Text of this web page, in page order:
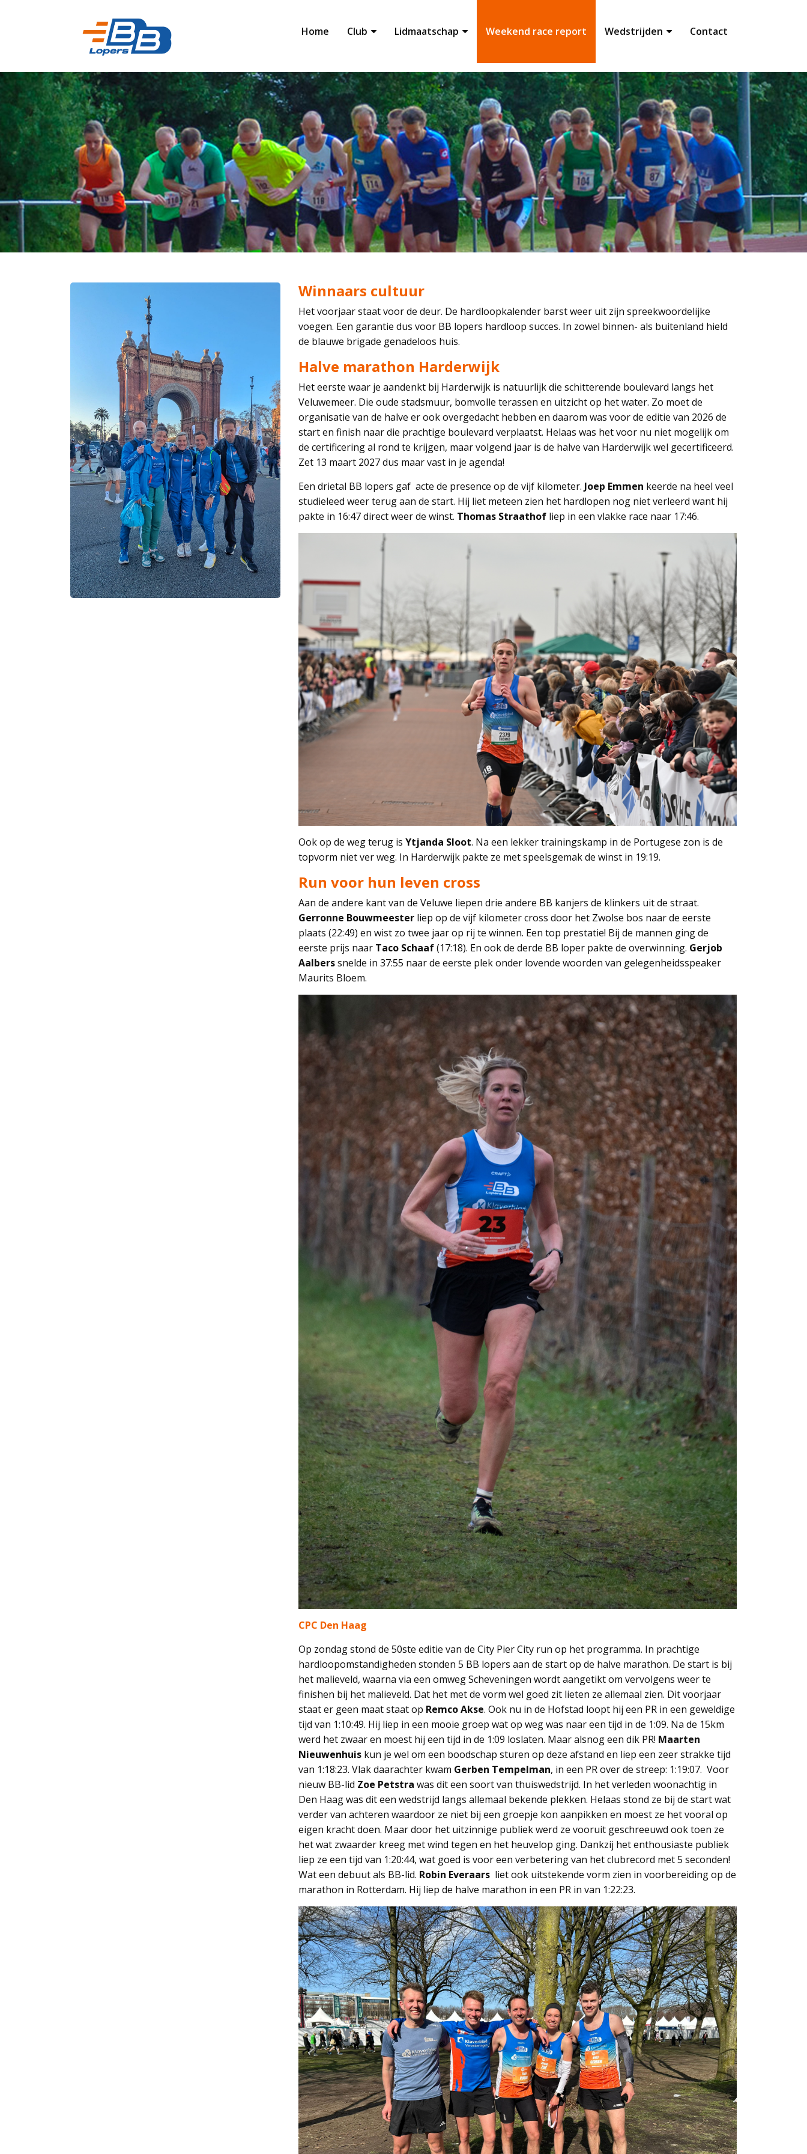
Home Club Lidmaatschap Weekend race report Wedstrijden Contact
Winnaars cultuur
Het voorjaar staat voor de deur. De hardloopkalender barst weer uit zijn spreekwoordelijke
voegen. Een garantie dus voor BB lopers hardloop succes. In zowel binnen- als buitenland hield
de blauwe brigade genadeloos huis.
Halve marathon Harderwijk
Het eerste waar je aandenkt bij Harderwijk is natuurlijk die schitterende boulevard langs het
Veluwemeer. Die oude stadsmuur, bomvolle terassen en uitzicht op het water. Zo moet de
organisatie van de halve er ook overgedacht hebben en daarom was voor de editie van 2026 de
start en finish naar die prachtige boulevard verplaatst. Helaas was het voor nu niet mogelijk om
de certificering al rond te krijgen, maar volgend jaar is de halve van Harderwijk wel gecertificeerd.
Zet 13 maart 2027 dus maar vast in je agenda!
Een drietal BB lopers gaf acte de presence op de vijf kilometer. Joep Emmen keerde na heel veel
studieleed weer terug aan de start. Hij liet meteen zien het hardlopen nog niet verleerd want hij
pakte in 16:47 direct weer de winst. Thomas Straathof liep in een vlakke race naar 17:46.
Ook op de weg terug is Ytjanda Sloot. Na een lekker trainingskamp in de Portugese zon is de
topvorm niet ver weg. In Harderwijk pakte ze met speelsgemak de winst in 19:19.
Run voor hun leven cross
Aan de andere kant van de Veluwe liepen drie andere BB kanjers de klinkers uit de straat.
Gerronne Bouwmeester liep op de vijf kilometer cross door het Zwolse bos naar de eerste
plaats (22:49) en wist zo twee jaar op rij te winnen. Een top prestatie! Bij de mannen ging de
eerste prijs naar Taco Schaaf(17:18). En ook de derde BB loper pakte de overwinning. Gerjob
Aalberssnelde in 37:55 naar de eerste plek onder lovende woorden van gelegenheidsspeaker
Maurits Bloem.
CPC Den Haag
Op zondag stond de 50ste editie van de City Pier City run op het programma. In prachtige
hardloopomstandigheden stonden 5 BB lopers aan de start op de halve marathon. De start is bij
het malieveld, waarna via een omweg Scheveningen wordt aangetikt om vervolgens weer te
finishen bij het malieveld. Dat het met de vorm wel goed zit lieten ze allemaal zien. Dit voorjaar
staat er geen maat staat op Remco Akse. Ook nu in de Hofstad loopt hij een PR in een geweldige
tijd van 1:10:49. Hij liep in een mooie groep wat op weg was naar een tijd in de 1:09. Na de 15km
werd het zwaar en moest hij een tijd in de 1:09 loslaten. Maar alsnog een dik PR! Maarten
Nieuwenhuis kun je wel om een boodschap sturen op deze afstand en liep een zeer strakke tijd
van 1:18:23. Vlak daarachter kwam Gerben Tempelman, in een PR over de streep: 1:19:07. Voor
nieuw BB-lid Zoe Petstra was dit een soort van thuiswedstrijd. In het verleden woonachtig in
Den Haag was dit een wedstrijd langs allemaal bekende plekken. Helaas stond ze bij de start wat
verder van achteren waardoor ze niet bij een groepje kon aanpikken en moest ze het vooral op
eigen kracht doen. Maar door het uitzinnige publiek werd ze vooruit geschreeuwd ook toen ze
het wat zwaarder kreeg met wind tegen en het heuvelop ging. Dankzij het enthousiaste publiek
liep ze een tijd van 1:20:44, wat goed is voor een verbetering van het clubrecord met 5 seconden!
Wat een debuut als BB-lid. Robin Everaars liet ook uitstekende vorm zien in voorbereiding op de
marathon in Rotterdam. Hij liep de halve marathon in een PR in van 1:22:23.